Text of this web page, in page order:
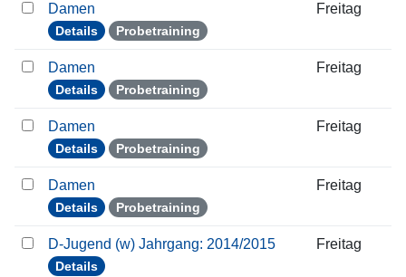
Damen
Details Probetraining
Freitag
Damen
Details Probetraining
Freitag
Damen
Details Probetraining
Freitag
Damen
Details Probetraining
Freitag
D-Jugend (w) Jahrgang: 2014/2015
Details
Freitag